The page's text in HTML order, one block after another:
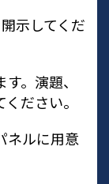
示してくだ
。演題、
ださい。
ネルに用意